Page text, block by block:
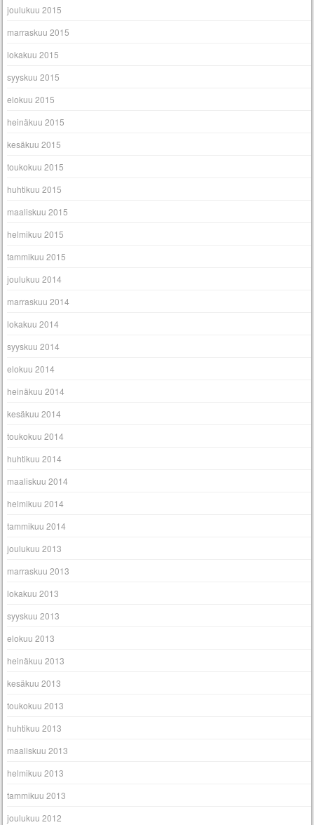
joulukuu 2015
marraskuu 2015
lokakuu 2015
syyskuu 2015
elokuu 2015
heinäkuu 2015
kesäkuu 2015
toukokuu 2015
huhtikuu 2015
maaliskuu 2015
helmikuu 2015
tammikuu 2015
joulukuu 2014
marraskuu 2014
lokakuu 2014
syyskuu 2014
elokuu 2014
heinäkuu 2014
kesäkuu 2014
toukokuu 2014
huhtikuu 2014
maaliskuu 2014
helmikuu 2014
tammikuu 2014
joulukuu 2013
marraskuu 2013
lokakuu 2013
syyskuu 2013
elokuu 2013
heinäkuu 2013
kesäkuu 2013
toukokuu 2013
huhtikuu 2013
maaliskuu 2013
helmikuu 2013
tammikuu 2013
joulukuu 2012